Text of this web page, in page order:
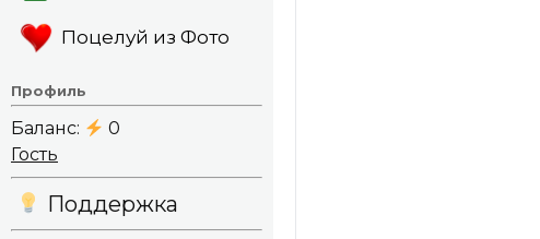
Поцелуй из Фото
Профиль
Баланс:
0
Гость
Поддержка